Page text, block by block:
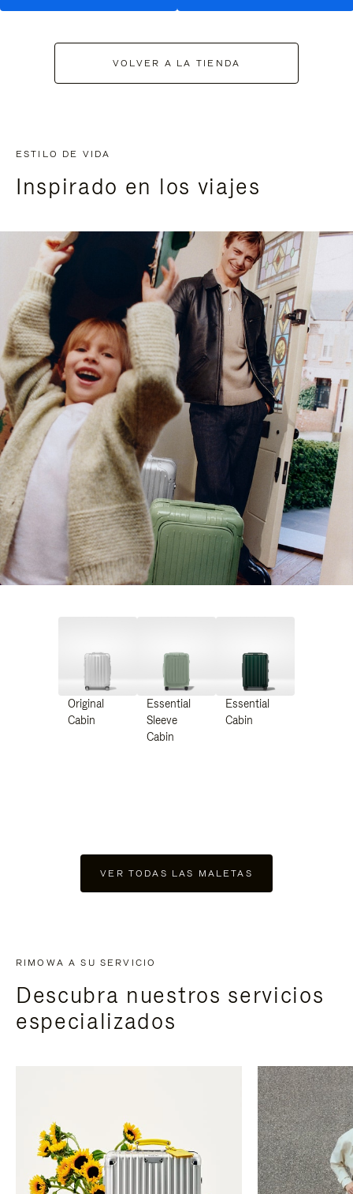
VOLVER A LA TIENDA
ESTILO DE VIDA
Inspirado en los viajes
Original
Cabin
Essential
Sleeve
Cabin
Essential
Cabin
VER TODAS LAS MALETAS
RIMOWA A SU SERVICIO
Descubra nuestros servicios
especializados